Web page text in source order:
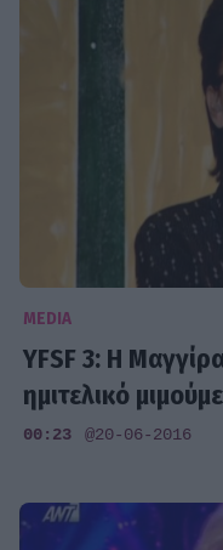
MEDIA
YFSF 3: Η
ημιτελικό
00:23 @20-06-2016